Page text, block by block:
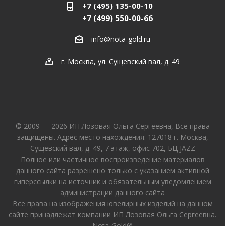
+7 (495) 135-00-10
+7 (499) 550-00-66
info@nota-gold.ru
г. Москва, ул. Сущевский вал, д. 49
© 2009 — 2026 ИП Лозовая Ольга Сергеевна, Все права
защищены. Адрес место нахождения: 127018 г. Москва,
Сущевский вал, д. 49, 7 этаж, офис 702, БЦ JAZZ
Полное или частичное воспроизведение материалов
данного сайта разрешено только с указанием активной
гиперссылки на источник и обязательным уведомлением
администрации данного сайта
Все права на изображения ювелирных изделий на данном
сайте принадлежат компании ИП Лозовая Ольга Сергеевна.